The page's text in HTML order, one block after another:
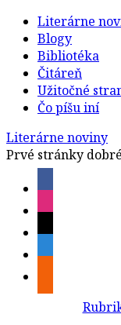
Literárne
Blogy
Bibliotéka
Čitáreň
Užitočné
Čo píšu iní
Literárne noviny
Prvé stránky